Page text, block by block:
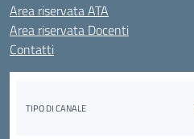
Area riservata ATA
Area riservata Docenti
Contatti